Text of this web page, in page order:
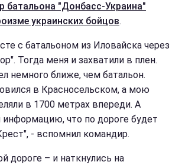
батальона "Донбасс-Украина"
украинских бойцов.
с батальоном из Иловайска через
Тогда меня и захватили в плен.
немного ближе, чем батальон.
в Красносельском, а мою
в 1700 метрах впереди. А
что по дороге будет
- вспомнил командир.
дороге – и наткнулись на